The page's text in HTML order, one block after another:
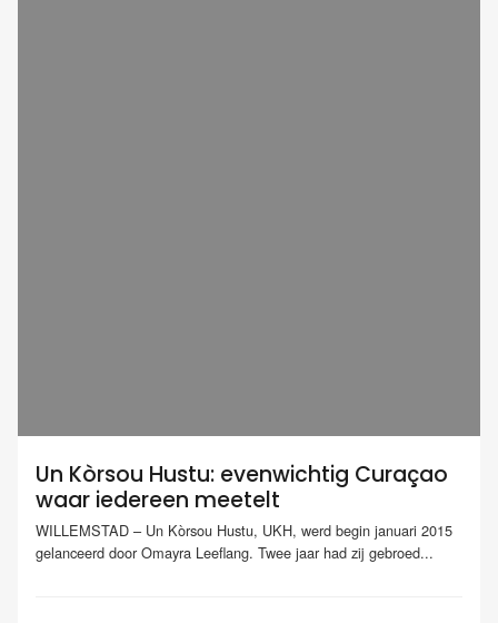
Un Kòrsou Hustu: evenwichtig Curaçao
waar iedereen meetelt
WILLEMSTAD – Un Kòrsou Hustu, UKH, werd begin januari 2015
gelanceerd door Omayra Leeflang. Twee jaar had zij gebroed...